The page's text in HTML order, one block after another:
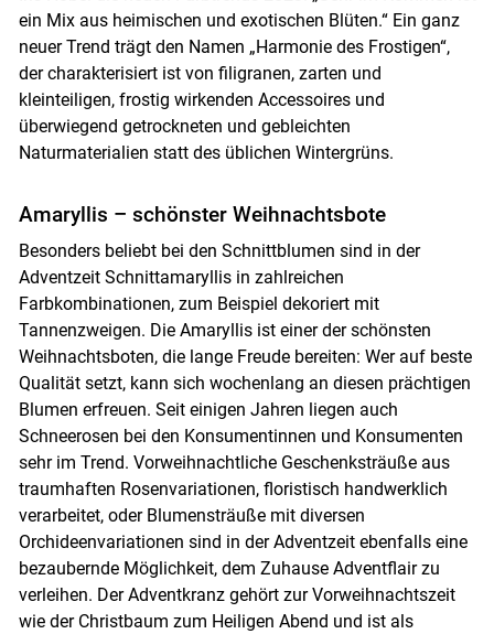
ein Mix aus heimischen und exotischen Blüten.“ Ein ganz
neuer Trend trägt den Namen „Harmonie des Frostigen“,
der charakterisiert ist von filigranen, zarten und
kleinteiligen, frostig wirkenden Accessoires und
überwiegend getrockneten und gebleichten
Naturmaterialien statt des üblichen Wintergrüns.
Amaryllis – schönster Weihnachtsbote
Besonders beliebt bei den Schnittblumen sind in der
Adventzeit Schnittamaryllis in zahlreichen
Farbkombinationen, zum Beispiel dekoriert mit
Tannenzweigen. Die Amaryllis ist einer der schönsten
Weihnachtsboten, die lange Freude bereiten: Wer auf beste
Qualität setzt, kann sich wochenlang an diesen prächtigen
Blumen erfreuen. Seit einigen Jahren liegen auch
Schneerosen bei den Konsumentinnen und Konsumenten
sehr im Trend. Vorweihnachtliche Geschenksträuße aus
traumhaften Rosenvariationen, floristisch handwerklich
verarbeitet, oder Blumensträuße mit diversen
Orchideenvariationen sind in der Adventzeit ebenfalls eine
bezaubernde Möglichkeit, dem Zuhause Adventflair zu
verleihen. Der Adventkranz gehört zur Vorweihnachtszeit
wie der Christbaum zum Heiligen Abend und ist als